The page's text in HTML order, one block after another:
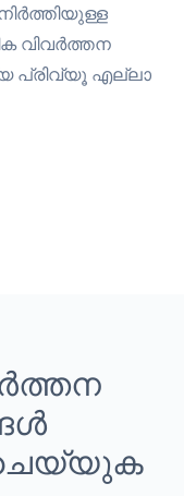
വിവർത്തന
പ്രിവ്യൂ എല്ലാ